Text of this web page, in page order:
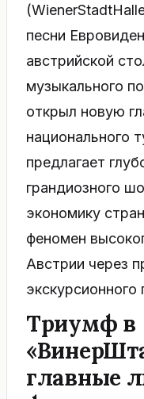
песни
австрийской
музыкального
открыл новую
национального
предлагает
грандиозного
экономику
феномен
Австрии через
экскурсионного
Триумф в
главные